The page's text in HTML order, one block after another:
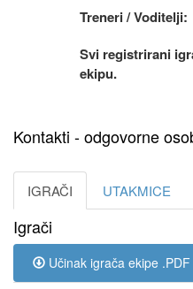
Treneri / Voditelji:
Svi registrirani
ekipu.
Kontakti - odgovorne
IGRAČI UTAKMICE
Igrači
Učinak igrača ekipe .PDF